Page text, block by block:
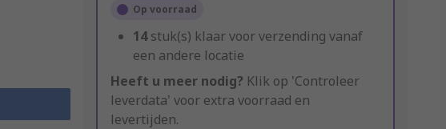
Op voorraad
14stuk(s) klaar voor verzending vanaf
een andere locatie
Heeft u meer nodig? Klik op 'Controleer
leverdata' voor extra voorraad en
levertijden.